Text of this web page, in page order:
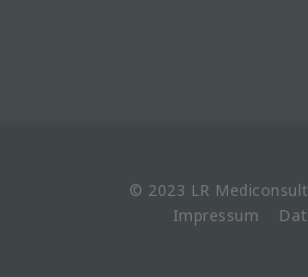
© 2023 LR Mediconsult
Impressum